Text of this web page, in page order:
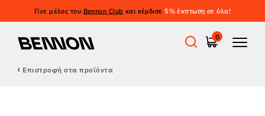
Γίνε μέλος του Bennon Club και κέρδισε 5% έκπτωση σε όλα!
0
Επιστροφή στα προϊόντα